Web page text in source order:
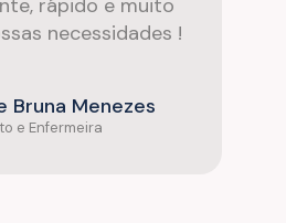
Bruna Menezes
e Enfermeira
rápido e muito
necessidades !